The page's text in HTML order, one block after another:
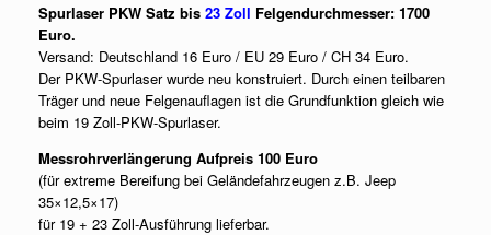
Spurlaser PKW Satz bis 23 Zoll Felgendurchmesser: 1700
Euro.
Versand: Deutschland 16 Euro / EU 29 Euro / CH 34 Euro.
Der PKW-Spurlaser wurde neu konstruiert. Durch einen teilbaren
Träger und neue Felgenauflagen ist die Grundfunktion gleich wie
beim 19 Zoll-PKW-Spurlaser.
Messrohrverlängerung Aufpreis 100 Euro
(für extreme Bereifung bei Geländefahrzeugen z.B. Jeep
35×12,5×17)
für 19 + 23 Zoll-Ausführung lieferbar.